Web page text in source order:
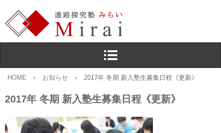
HOME › お知らせ › 2017年 冬期 新入塾生募集日程《更新》
2017年 冬期 新入塾生募集日程《更新》